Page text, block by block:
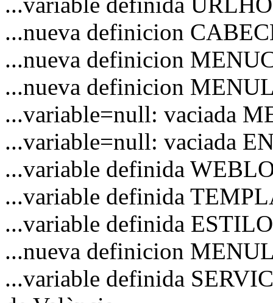
...nueva definicion
...nueva definicion
...nueva definicion
...variable=null: vaciada
...variable=null: vaciada
...variable definida
...variable definida
...variable definida
...nueva definicion
...variable definida